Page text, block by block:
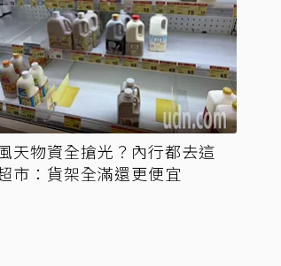
天物資全搶光？內行都去這
市：貨架全滿還更便宜